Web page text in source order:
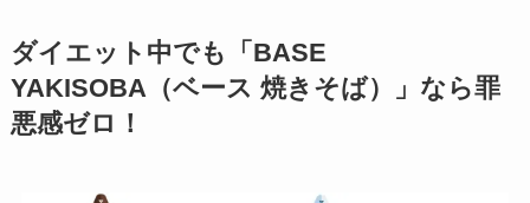
ダイエット中でも「BASE
YAKISOBA（ベース 焼きそば）」なら罪
悪感ゼロ！